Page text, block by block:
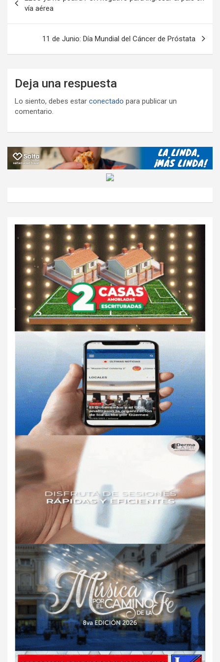
k p ail
tir
de
entradas
vía aérea
11 de Junio: Día Mundial del Cáncer de Próstata
Deja una respuesta
Lo siento, debes estar conectado para publicar un
comentario.